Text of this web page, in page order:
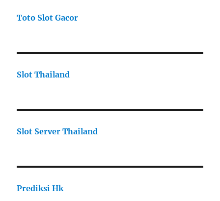
Toto Slot Gacor
Slot Thailand
Slot Server Thailand
Prediksi Hk